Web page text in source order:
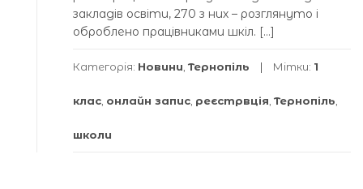
закладів освіти, 270 з них – розглянуто і
оброблено працівниками шкіл. […]
Категорія: Новини Тернопіль Мітки: 1
клас онлайн запис реєстрвція Тернопіль
школи